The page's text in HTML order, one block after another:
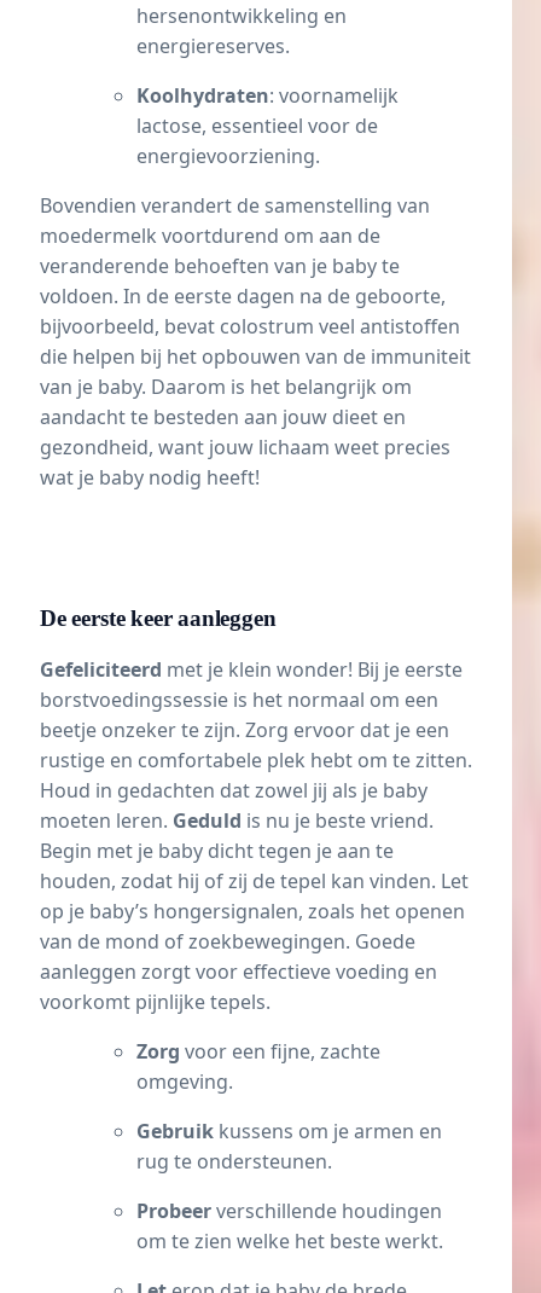
hersenontwikkeling en
energiereserves.
Koolhydraten: voornamelijk
lactose, essentieel voor de
energievoorziening.
Bovendien verandert de samenstelling van
moedermelk voortdurend om aan de
veranderende behoeften van je baby te
voldoen. In de eerste dagen na de geboorte,
bijvoorbeeld, bevat colostrum veel antistoffen
die helpen bij het opbouwen van de immuniteit
van je baby. Daarom is het belangrijk om
aandacht te besteden aan jouw dieet en
gezondheid, want jouw lichaam weet precies
wat je baby nodig heeft!
De eerste keer aanleggen
Gefeliciteerd met je klein wonder! Bij je eerste
borstvoedingssessie is het normaal om een
beetje onzeker te zijn. Zorg ervoor dat je een
rustige en comfortabele plek hebt om te zitten.
Houd in gedachten dat zowel jij als je baby
moeten leren. Geduld is nu je beste vriend.
Begin met je baby dicht tegen je aan te
houden, zodat hij of zij de tepel kan vinden. Let
op je baby’s hongersignalen, zoals het openen
van de mond of zoekbewegingen. Goede
aanleggen zorgt voor effectieve voeding en
voorkomt pijnlijke tepels.
Zorg voor een fijne, zachte
omgeving.
Gebruik kussens om je armen en
rug te ondersteunen.
Probeerverschillende houdingen
om te zien welke het beste werkt.